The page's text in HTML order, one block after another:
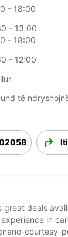
- 18:00
- 13:00
- 18:00
- 12:00
të
great deals
in
courtesy-